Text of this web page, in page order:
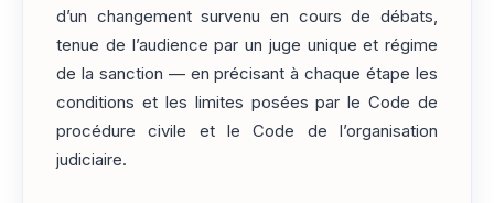
d’un changement survenu en cours de débats,
tenue de l’audience par un juge unique et régime
de la sanction — en précisant à chaque étape les
conditions et les limites posées par le Code de
procédure civile et le Code de l’organisation
judiciaire.